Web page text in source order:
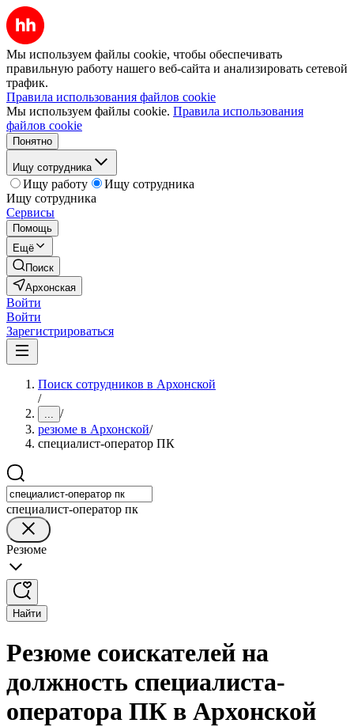
Мы используем файлы cookie, чтобы обеспечивать
правильную работу нашего веб-сайта и анализировать сетевой
трафик.
Правила использования файлов cookie
Мы используем файлы cookie. Правила использования
файлов cookie
Понятно
Ищу сотрудника
Ищу работу
Ищу сотрудника
Ищу сотрудника
Сервисы
Помощь
Ещё
Поиск
Архонская
Войти
Войти
Зарегистрироваться
Поиск сотрудников в Архонской
/
... /
резюме в Архонской/
специалист-оператор ПК
специалист-оператор пк
Резюме
Найти
Резюме соискателей на
должность специалиста-
оператора ПК в Архонской